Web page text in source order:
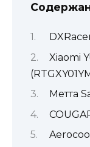
Xiaomi
Метта